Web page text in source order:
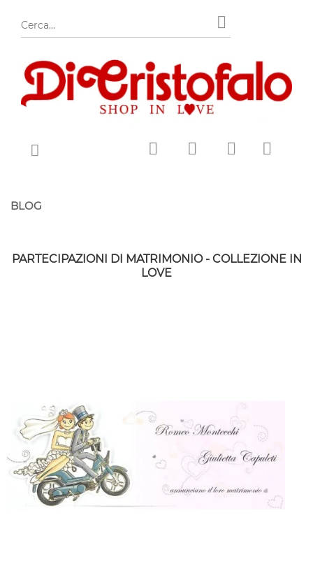
BLOG
PARTECIPAZIONI DI MATRIMONIO - COLLEZIONE IN
LOVE